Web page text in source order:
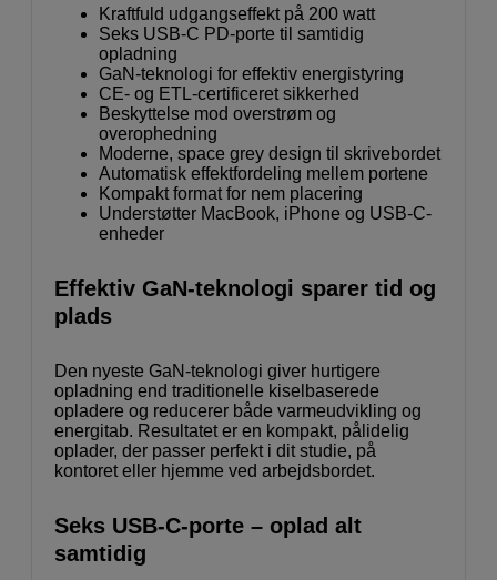
Kraftfuld udgangseffekt på 200 watt
Seks USB-C PD-porte til samtidig
opladning
GaN-teknologi for effektiv energistyring
CE- og ETL-certificeret sikkerhed
Beskyttelse mod overstrøm og
overophedning
Moderne, space grey design til skrivebordet
Automatisk effektfordeling mellem portene
Kompakt format for nem placering
Understøtter MacBook, iPhone og USB-C-
enheder
Effektiv GaN-teknologi sparer tid og
plads
Den nyeste GaN-teknologi giver hurtigere
opladning end traditionelle kiselbaserede
opladere og reducerer både varmeudvikling og
energitab. Resultatet er en kompakt, pålidelig
oplader, der passer perfekt i dit studie, på
kontoret eller hjemme ved arbejdsbordet.
Seks USB-C-porte – oplad alt
samtidig